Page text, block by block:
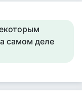
самом деле